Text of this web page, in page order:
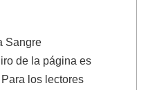
Sangre
de la página es
los lectores